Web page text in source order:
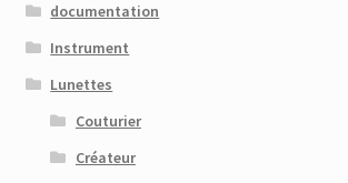
documentation
Instrument
Lunettes
Couturier
Créateur